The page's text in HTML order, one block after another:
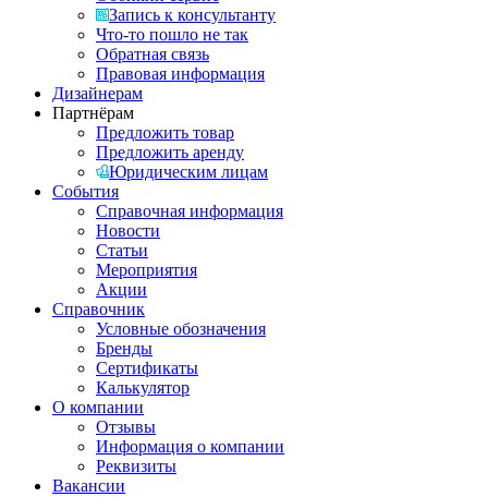
Запись к консультанту
Что-то пошло не так
Обратная связь
Правовая информация
Дизайнерам
Партнёрам
Предложить товар
Предложить аренду
Юридическим лицам
События
Справочная информация
Новости
Статьи
Мероприятия
Акции
Справочник
Условные обозначения
Бренды
Сертификаты
Калькулятор
О компании
Отзывы
Информация о компании
Реквизиты
Вакансии